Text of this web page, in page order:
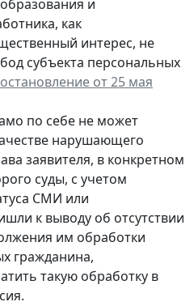
и
как
интерес, не
субъекта персональных
от 25 мая
по себе не может
нарушающего
заявителя, в конкретном
суды, с учетом
СМИ или
к выводу об отсутствии
им обработки
гражданина,
такую обработку в